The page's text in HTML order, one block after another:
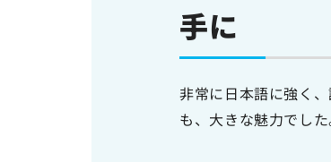
手に
非常に日本語に強く
も、大きな魅力でした